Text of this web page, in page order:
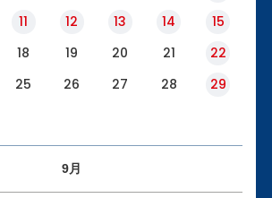
11 12 13 14
15
18 19 20 21
22
25 26 27 28
29
9月